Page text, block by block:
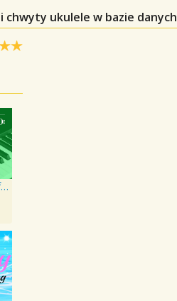
chwyty ukulele w bazie danych
Disney Peaceful Piano: Happy